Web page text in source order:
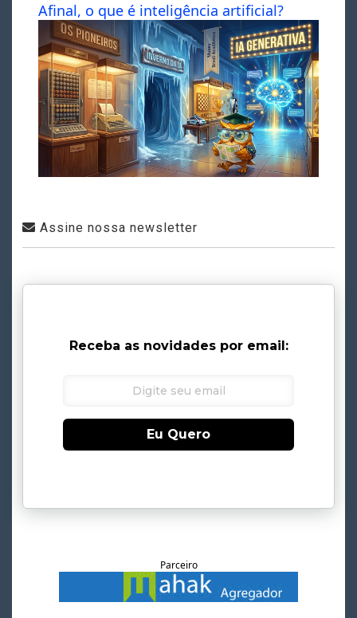
Afinal, o que é inteligência artificial?
Assine nossa newsletter
Receba as novidades por email:
Eu Quero
Parceiro